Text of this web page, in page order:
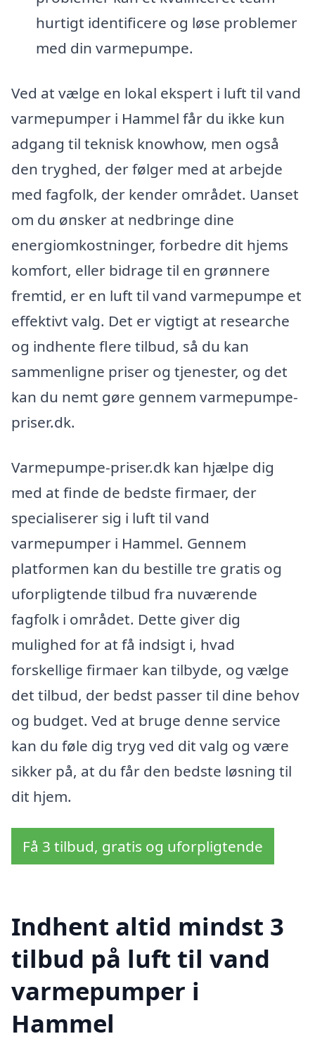
hurtigt identificere og løse problemer
med din varmepumpe.
Ved at vælge en lokal ekspert i luft til vand
varmepumper i Hammel får du ikke kun
adgang til teknisk knowhow, men også
den tryghed, der følger med at arbejde
med fagfolk, der kender området. Uanset
om du ønsker at nedbringe dine
energiomkostninger, forbedre dit hjems
komfort, eller bidrage til en grønnere
fremtid, er en luft til vand varmepumpe et
effektivt valg. Det er vigtigt at researche
og indhente flere tilbud, så du kan
sammenligne priser og tjenester, og det
kan du nemt gøre gennem varmepumpe-
priser.dk.
Varmepumpe-priser.dk kan hjælpe dig
med at finde de bedste firmaer, der
specialiserer sig i luft til vand
varmepumper i Hammel. Gennem
platformen kan du bestille tre gratis og
uforpligtende tilbud fra nuværende
fagfolk i området. Dette giver dig
mulighed for at få indsigt i, hvad
forskellige firmaer kan tilbyde, og vælge
det tilbud, der bedst passer til dine behov
og budget. Ved at bruge denne service
kan du føle dig tryg ved dit valg og være
sikker på, at du får den bedste løsning til
dit hjem.
Få 3 tilbud, gratis og uforpligtende
Indhent altid mindst 3
tilbud på luft til vand
varmepumper i
Hammel